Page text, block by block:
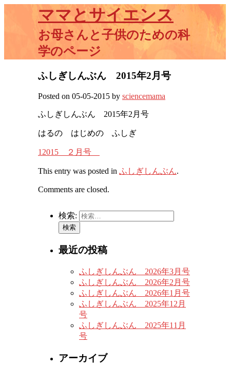
ママとサイエンス
お母さんと子供のための科
学のページ
ふしぎしんぶん 2015年2月号
Posted on 05-05-2015 by sciencemama
ふしぎしんぶん 2015年2月号
はるの はじめの ふしぎ
12015 ２月号
This entry was posted in ふしぎしんぶん.
Comments are closed.
検索:
最近の投稿
ふしぎしんぶん 2026年3月号
ふしぎしんぶん 2026年2月号
ふしぎしんぶん 2026年1月号
ふしぎしんぶん 2025年12月
号
ふしぎしんぶん 2025年11月
号
アーカイブ